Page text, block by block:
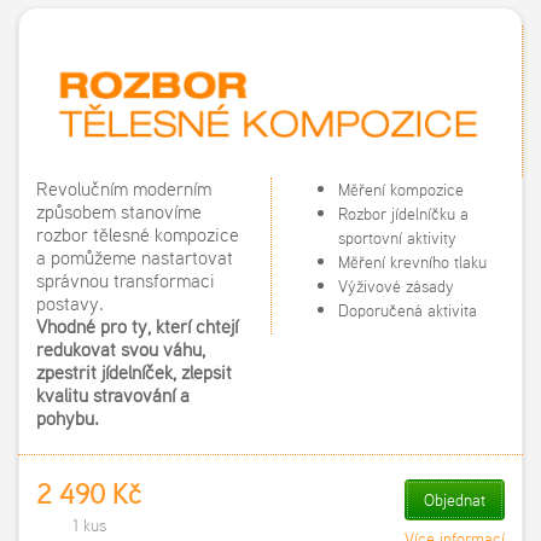
Revolučním moderním
způsobem stanovíme
rozbor tělesné kompozice
a pomůžeme nastartovat
správnou transformaci
postavy.
Vhodné pro ty, kteří chtějí
redukovat svou váhu,
zpestřit jídelníček, zlepšit
kvalitu stravování a
pohybu.
Měření kompozice
Rozbor jídelníčku a
sportovní aktivity
Měření krevního tlaku
Výživové zásady
Doporučená aktivita
2 490 Kč
1 kus
Objednat